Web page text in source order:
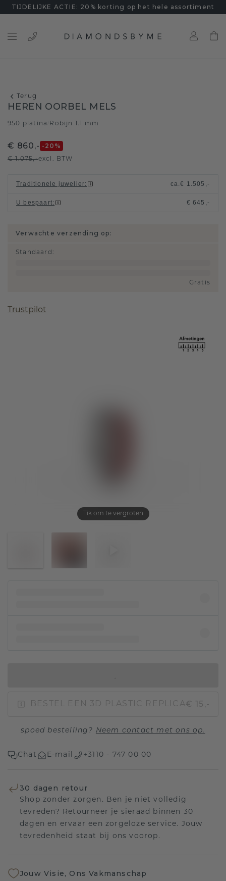
TIJDELIJKE ACTIE: 20% korting op het hele assortiment
Terug
Tik om te vergroten
HEREN OORBEL MELS
950 platina Robijn 1.1 mm
€ 860,- -20 %
€ 1.075,-excl. BTW
Traditionele juwelier: ca.€ 1.505,-
U bespaart: € 645,-
Verwachte verzending op:
Standaard :
Gratis
Trustpilot
BESTEL EEN 3D PLASTIC REPLICA€ 15,-
spoed bestelling? Neem contact met ons op.
Chat E-mail +3110 - 747 00 00
30 dagen retour
Shop zonder zorgen. Ben je niet volledig
tevreden? Retourneer je sieraad binnen 30
dagen en ervaar een zorgeloze service. Jouw
tevredenheid staat bij ons voorop.
Jouw Visie, Ons Vakmanschap